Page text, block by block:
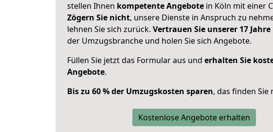
stellen Ihnen kompetente Angebote in Köln mit einer
Zögern Sie nicht, unsere Dienste in Anspruch zu
lehnen Sie sich zurück. Vertrauen Sie unserer 17
der Umzugsbranche und holen Sie sich Angebote.
Füllen Sie jetzt das Formular aus und erhalten Sie
Angebote.
Bis zu 60 % der Umzugskosten sparen, das finden Sie
Kostenlose Angebote erhalten